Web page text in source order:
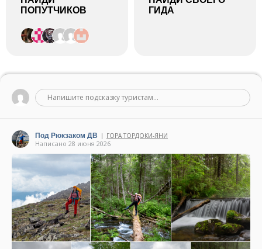
ПОПУТЧИКОВ
ГИДА
Напишите подсказку туристам...
Под Рюкзаком ДВ | ГОРА ТОРДОКИ-ЯНИ
Написано 28 июня 2026